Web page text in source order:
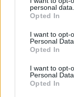
personal data.
Opted In
I want to opt-
Personal Data.
Opted In
I want to opt-
Personal
Opted In
Código postal
Valencia.
Callejero de
Código postal
Valencia.